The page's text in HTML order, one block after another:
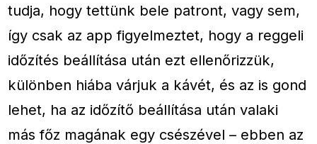
tudja, hogy tettünk bele patront, vagy sem,
így csak az app figyelmeztet, hogy a reggeli
időzítés beállítása után ezt ellenőrizzük,
különben hiába várjuk a kávét, és az is gond
lehet, ha az időzítő beállítása után valaki
más főz magának egy csészével – ebben az